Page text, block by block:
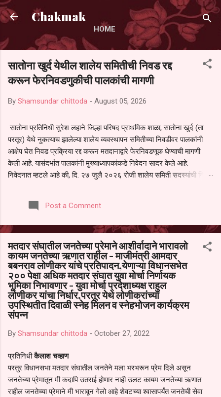
Skip to main content
Chakmak
HOME
सातोना खुर्द येथील शालेय समितीची निवड रद्द
करून फेरनिवडणुकीची पालकांची मागणी
By Shamsundar chittoda - August 05, 2026
सातोना प्रतिनिधी सुरेश लहाने जिल्हा परिषद प्राथमिक शाळा, सातोना खुर्द (ता.
परतूर) येथे नुकत्याच झालेल्या शालेय व्यवस्थापन समितीच्या निवडीवर पालकांनी
आक्षेप घेत निवड प्रक्रिया रद्द करून मतदानाद्वारे फेरनिवडणूक घेण्याची मागणी
केली आहे. यासंदर्भात पालकांनी मुख्याध्यापकांकडे निवेदन सादर केले आहे.
निवेदनात म्हटले आहे की, दि. २७ जुलै २०२६ रोजी शालेय समिती सदस्यांची निवड
पालकांना देण्यात आली नसल्याने मोठ्या संख्येने पालक बैठकीस उपस्थित राहू शकले
नाहीत. तसेच सर्व पालकांना विश्वासात न घेता निवड प्रक्रिया पूर्ण करण्यात
करण्यात यावी आणि सर्व पालकांच्या उपस्थितीत मतदान पद्धतीने शालेय समितीची
फेरनिवडणूक घेण्यात यावी, अशी मागणी पालकांनी केली आहे. या निवेदनाच्या प्रती
जिल्हा शिक्षण अधिकारी (प्राथमिक), जालना तसेच तालुका शिक्षण अधिकारी,
परतूर यांनाही पाठविण्यात आल्या असून प्रशासन याबाबत काय निर्णय घेते, याकडे
पालकांचे लक्ष लागले आहे. या न...
Post a Comment
मतदार संघातील जनतेच्या प्रेमाने आशीर्वादाने भारावलो
कायम जनतेच्या ऋणात राहील - माजीमंत्री आमदार
बबनराव लोणीकर यांचे प्रतिपादन,येणाऱ्या विधानसभेत
२०० पेक्षा अधिक मतदार संघात युवा मोर्चा निर्णायक
भूमिका निभावणार - युवा मोर्चा प्रदेशाध्यक्ष राहुल
लोणीकर यांचा निर्धार,परतूर येथे लोणीकरांच्या
उपस्थितीत दिवाळी स्नेह मिलन व स्नेहभोजन कार्यक्रम
संपन्न
By Shamsundar chittoda - October 27, 2022
प्रतिनिधीकैलाश चव्हाण
परतुर विधानसभा मतदार संघातील जनतेने मला भरभरून प्रेम दिले असून
जनतेच्या प्रेमातून मी कदापि उतराई होणार नाही उलट कायम जनतेच्या ऋणात
राहील जनतेच्या प्रेमाने मी भारावून गेलो आहे शेवटच्या श्वासापर्यंत जनतेची सेवा